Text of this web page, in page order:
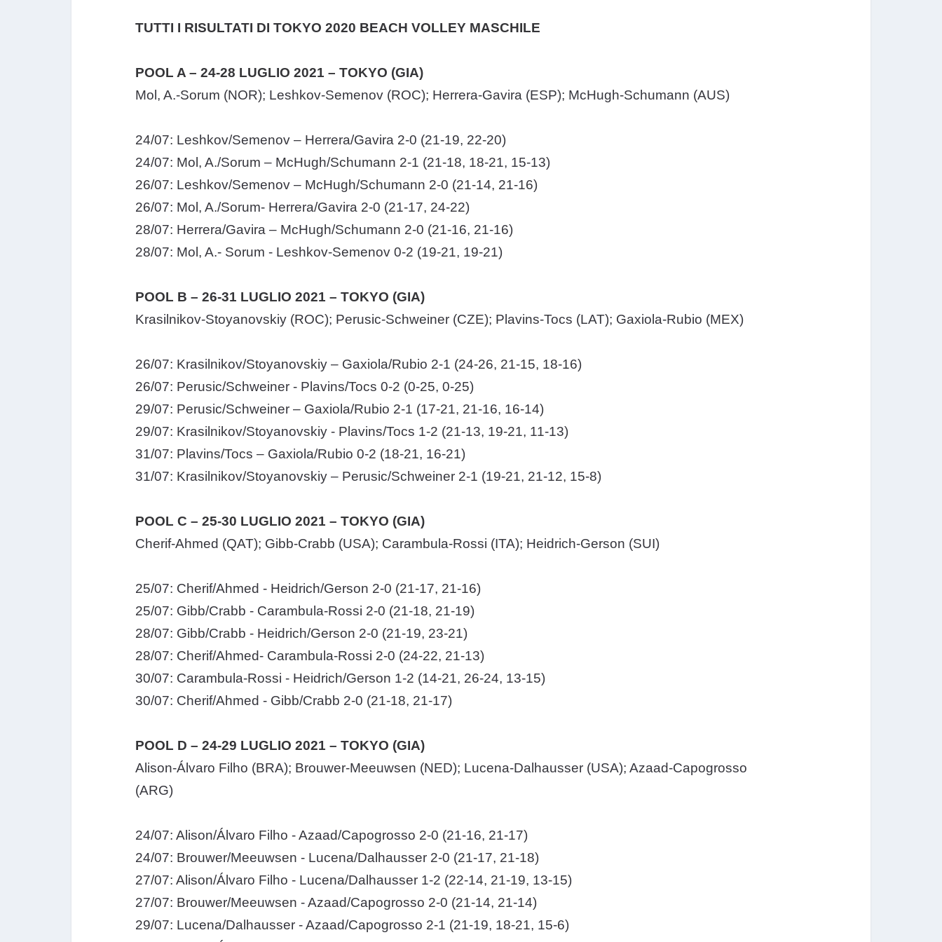
TUTTI I RISULTATI DI TOKYO 2020 BEACH VOLLEY MASCHILE
POOL A – 24-28 LUGLIO 2021 – TOKYO (GIA)
Mol, A.-Sorum (NOR); Leshkov-Semenov (ROC); Herrera-Gavira (ESP); McHugh-Schumann (AUS)
24/07: Leshkov/Semenov – Herrera/Gavira 2-0 (21-19, 22-20)
24/07: Mol, A./Sorum – McHugh/Schumann 2-1 (21-18, 18-21, 15-13)
26/07: Leshkov/Semenov – McHugh/Schumann 2-0 (21-14, 21-16)
26/07: Mol, A./Sorum- Herrera/Gavira 2-0 (21-17, 24-22)
28/07: Herrera/Gavira – McHugh/Schumann 2-0 (21-16, 21-16)
28/07: Mol, A.- Sorum - Leshkov-Semenov 0-2 (19-21, 19-21)
POOL B – 26-31 LUGLIO 2021 – TOKYO (GIA)
Krasilnikov-Stoyanovskiy (ROC); Perusic-Schweiner (CZE); Plavins-Tocs (LAT); Gaxiola-Rubio (MEX)
26/07: Krasilnikov/Stoyanovskiy – Gaxiola/Rubio 2-1 (24-26, 21-15, 18-16)
26/07: Perusic/Schweiner - Plavins/Tocs 0-2 (0-25, 0-25)
29/07: Perusic/Schweiner – Gaxiola/Rubio 2-1 (17-21, 21-16, 16-14)
29/07: Krasilnikov/Stoyanovskiy - Plavins/Tocs 1-2 (21-13, 19-21, 11-13)
31/07: Plavins/Tocs – Gaxiola/Rubio 0-2 (18-21, 16-21)
31/07: Krasilnikov/Stoyanovskiy – Perusic/Schweiner 2-1 (19-21, 21-12, 15-8)
POOL C – 25-30 LUGLIO 2021 – TOKYO (GIA)
Cherif-Ahmed (QAT); Gibb-Crabb (USA); Carambula-Rossi (ITA); Heidrich-Gerson (SUI)
25/07: Cherif/Ahmed - Heidrich/Gerson 2-0 (21-17, 21-16)
25/07: Gibb/Crabb - Carambula-Rossi 2-0 (21-18, 21-19)
28/07: Gibb/Crabb - Heidrich/Gerson 2-0 (21-19, 23-21)
28/07: Cherif/Ahmed- Carambula-Rossi 2-0 (24-22, 21-13)
30/07: Carambula-Rossi - Heidrich/Gerson 1-2 (14-21, 26-24, 13-15)
30/07: Cherif/Ahmed - Gibb/Crabb 2-0 (21-18, 21-17)
POOL D – 24-29 LUGLIO 2021 – TOKYO (GIA)
Alison-Álvaro Filho (BRA); Brouwer-Meeuwsen (NED); Lucena-Dalhausser (USA); Azaad-Capogrosso
(ARG)
24/07: Alison/Álvaro Filho - Azaad/Capogrosso 2-0 (21-16, 21-17)
24/07: Brouwer/Meeuwsen - Lucena/Dalhausser 2-0 (21-17, 21-18)
27/07: Alison/Álvaro Filho - Lucena/Dalhausser 1-2 (22-14, 21-19, 13-15)
27/07: Brouwer/Meeuwsen - Azaad/Capogrosso 2-0 (21-14, 21-14)
29/07: Lucena/Dalhausser - Azaad/Capogrosso 2-1 (21-19, 18-21, 15-6)